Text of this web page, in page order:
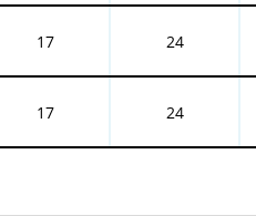
17 24
17 24